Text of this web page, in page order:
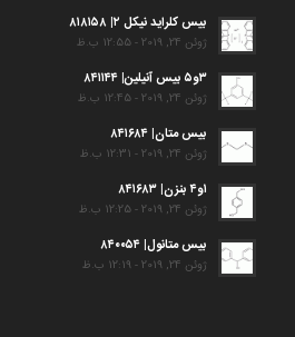
بیس کلراید نیکل ۲| ۸۱۸۱۵۸
ژوئن 24, 2019 - 12:55 ب.ظ
۳و۵ بیس آنیلین| ۸۴۱۱۴۴
ژوئن 24, 2019 - 12:45 ب.ظ
بیس متان| ۸۴۱۶۸۴
ژوئن 24, 2019 - 12:31 ب.ظ
۱و۴ بنزن| ۸۴۱۶۸۳
ژوئن 24, 2019 - 12:25 ب.ظ
بیس متانول| ۸۴۰۰۵۴
ژوئن 24, 2019 - 12:19 ب.ظ